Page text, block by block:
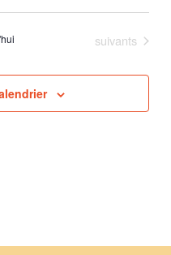
Évènements
suivants